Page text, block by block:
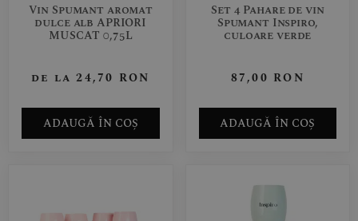
Vin Spumant aromat
dulce alb APRIORI
MUSCAT 0,75L
de la24,70 RON
ADAUGĂ ÎN COȘ
Set 4 Pahare de vin
Spumant Inspiro,
culoare verde
87,00 RON
ADAUGĂ ÎN COȘ